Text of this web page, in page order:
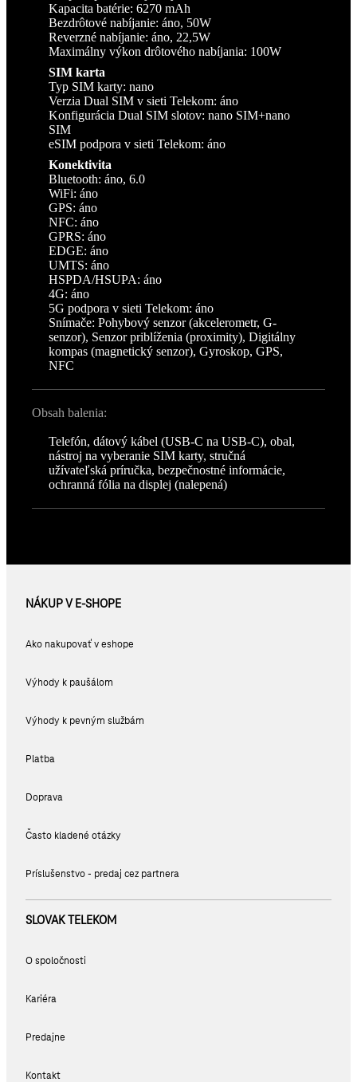
Kapacita batérie: 6270 mAh
Bezdrôtové nabíjanie: áno, 50W
Reverzné nabíjanie: áno, 22,5W
Maximálny výkon drôtového nabíjania: 100W
SIM karta
Typ SIM karty: nano
Verzia Dual SIM v sieti Telekom: áno
Konfigurácia Dual SIM slotov: nano SIM+nano
SIM
eSIM podpora v sieti Telekom: áno
Konektivita
Bluetooth: áno, 6.0
WiFi: áno
GPS: áno
NFC: áno
GPRS: áno
EDGE: áno
UMTS: áno
HSPDA/HSUPA: áno
4G: áno
5G podpora v sieti Telekom: áno
Snímače: Pohybový senzor (akcelerometr, G-
senzor), Senzor priblíženia (proximity), Digitálny
kompas (magnetický senzor), Gyroskop, GPS,
NFC
Obsah balenia:
Telefón, dátový kábel (USB-C na USB-C), obal,
nástroj na vyberanie SIM karty, stručná
užívateľská príručka, bezpečnostné informácie,
ochranná fólia na displej (nalepená)
NÁKUP V E-SHOPE
Ako nakupovať v eshope
Výhody k paušálom
Výhody k pevným službám
Platba
Doprava
Často kladené otázky
Príslušenstvo - predaj cez partnera
SLOVAK TELEKOM
O spoločnosti
Kariéra
Predajne
Kontakt